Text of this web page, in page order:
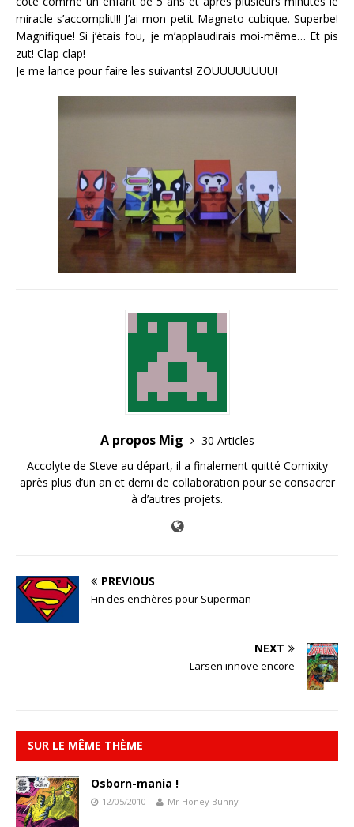
miracle s’accomplit!!! J’ai mon petit Magneto cubique. Superbe!
Magnifique! Si j’étais fou, je m’applaudirais moi-même… Et pis
zut! Clap clap!
Je me lance pour faire les suivants! ZOUUUUUUUU!
A propos Mig
30 Articles
Accolyte de Steve au départ, il a finalement quitté Comixity
après plus d’un an et demi de collaboration pour se consacrer
à d’autres projets.
PREVIOUS
Fin des enchères pour Superman
NEXT
Larsen innove encore
SUR LE MÊME THÈME
Osborn-mania !
12/05/2010 Mr Honey Bunny